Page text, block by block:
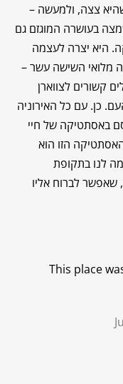
צצה, ולמעשה –
בעושרה המוגזם גם
היא יצרה לעצמה
מלואי השישה עשר –
קשורים לצווארן
כן. עם כל האירוניה
באסתטיקה של חיי
הזו הוא
לנו בתקופת
שאפשר לברוח אליו
This place